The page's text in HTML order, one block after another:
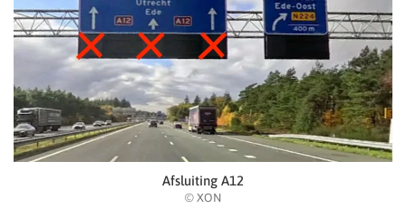
Afsluiting A12
© XON